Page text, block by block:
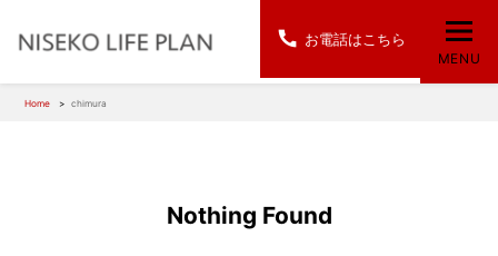
MENU
Home chimura
Nothing Found
お電話はこちら